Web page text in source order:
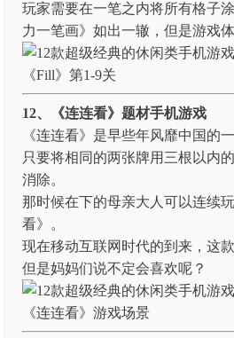
玩家需要在一笔之内将所有格子
力一笔画》如出一辙，但是游戏体
《Fill》第1-9关
12、《连连看》题材手机游戏
《连连看》是早些年风靡中国的
只要将相同的两张牌用三根以内
消除。
那时候在下的母亲大人可以连续
看》。
现在移动互联网时代的到来，这
但是妈妈们说不定会喜欢呢？
《连连看》游戏场景